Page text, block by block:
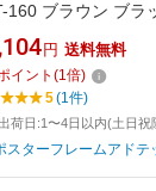
160 ブラウン ブラ
台 パネルスタンド
ンド おしゃれ ポス
メニュー 大型 店舗
円 送料無料
イント (1倍)
5(1件)
荷日:1〜4日以内(土日祝
スターフレームアドテ